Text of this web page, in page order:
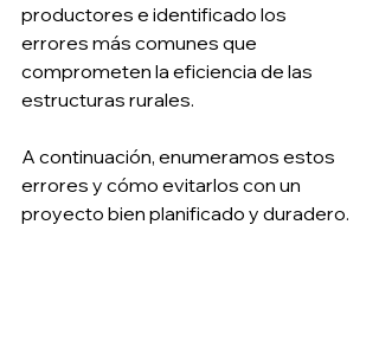
productores e identificado los
errores más comunes que
comprometen la eficiencia de las
estructuras rurales.
A continuación, enumeramos estos
errores y cómo evitarlos con un
proyecto bien planificado y duradero.